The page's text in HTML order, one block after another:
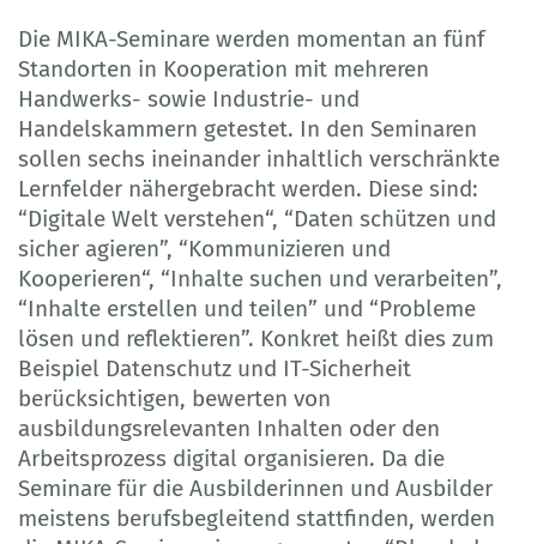
Die MIKA-Seminare werden momentan an fünf
Standorten in Kooperation mit mehreren
Handwerks- sowie Industrie- und
Handelskammern getestet. In den Seminaren
sollen sechs ineinander inhaltlich verschränkte
Lernfelder nähergebracht werden. Diese sind:
“Digitale Welt verstehen“, “Daten schützen und
sicher agieren”, “Kommunizieren und
Kooperieren“, “Inhalte suchen und verarbeiten”,
“Inhalte erstellen und teilen” und “Probleme
lösen und reflektieren”. Konkret heißt dies zum
Beispiel Datenschutz und IT-Sicherheit
berücksichtigen, bewerten von
ausbildungsrelevanten Inhalten oder den
Arbeitsprozess digital organisieren. Da die
Seminare für die Ausbilderinnen und Ausbilder
meistens berufsbegleitend stattfinden, werden